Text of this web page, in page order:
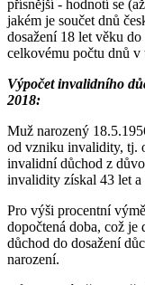
přísnější - hodnotí se
jakém je součet dnů
dosažení 18 let věku
celkovému počtu dnů v
Výpočet invalidního
2018:
Muž narozený
od vzniku invalidity, tj.
invalidní důchod z
invalidity získal 43 let a
Pro výši procentní
dopočtená doba, což
důchod do dosažení
narození.